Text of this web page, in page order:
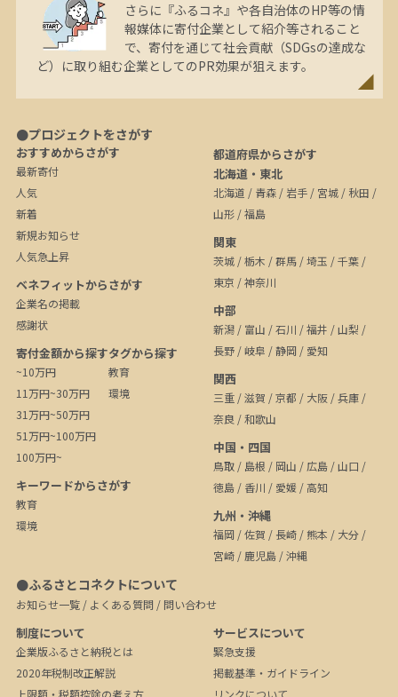
さらに『ふるコネ』や各自治体のHP等の情
報媒体に寄付企業として紹介等されること
で、寄付を通じて社会貢献（SDGsの達成な
ど）に取り組む企業としてのPR効果が狙えます。
●プロジェクトをさがす
おすすめからさがす
最新寄付
人気
新着
新規お知らせ
人気急上昇
ベネフィットからさがす
企業名の掲載
感謝状
寄付金額から探す
~10万円
11万円~30万円
31万円~50万円
51万円~100万円
100万円~
タグから探す
教育
環境
キーワードからさがす
教育
環境
都道府県からさがす
北海道・東北
北海道 / 青森 / 岩手 / 宮城 / 秋田 /
山形 /福島
関東
茨城 /栃木 /群馬 /埼玉 /千葉 /
東京 /神奈川
中部
新潟 / 富山 /石川 /福井 /山梨 /
長野 /岐阜 /静岡 / 愛知
関西
三重 /滋賀 /京都 / 大阪 /兵庫 /
奈良 /和歌山
中国・四国
鳥取 / 島根 / 岡山 /広島 /山口 /
徳島 / 香川 / 愛媛 /高知
九州・沖縄
福岡 /佐賀 / 長崎 /熊本 / 大分 /
宮崎 /鹿児島 /沖縄
●ふるさとコネクトについて
お知らせ一覧/ よくある質問 / 問い合わせ
制度について
企業版ふるさと納税とは
2020年税制改正解説
サービスについて
緊急支援
掲載基準・ガイドライン